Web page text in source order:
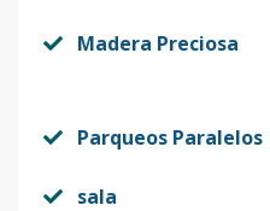
Madera Preciosa
Parqueos Paralelos
sala